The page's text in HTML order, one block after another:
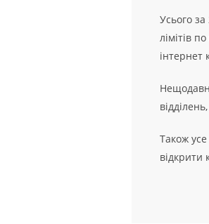
Усього
лімітів
інтернет
Також усе
відкрити